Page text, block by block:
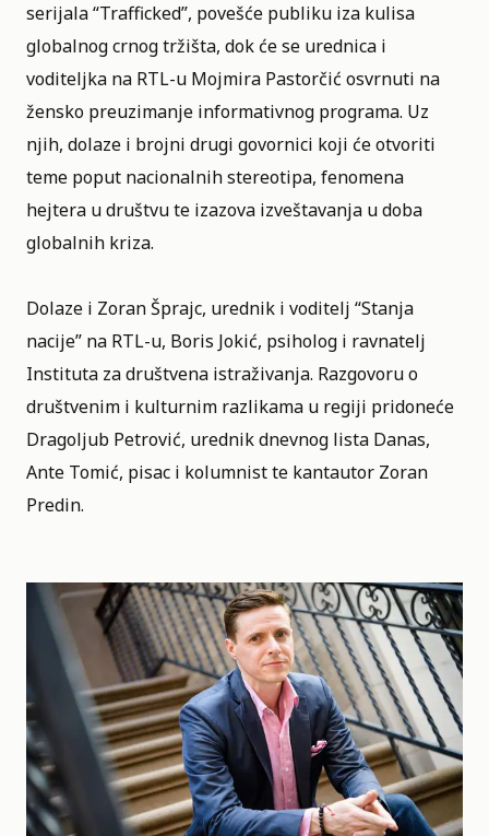
serijala “Trafficked”, povešće publiku iza kulisa
globalnog crnog tržišta, dok će se urednica i
voditeljka na RTL-u Mojmira Pastorčić osvrnuti na
žensko preuzimanje informativnog programa. Uz
njih, dolaze i brojni drugi govornici koji će otvoriti
teme poput nacionalnih stereotipa, fenomena
hejtera u društvu te izazova izveštavanja u doba
globalnih kriza.
Dolaze i Zoran Šprajc, urednik i voditelj “Stanja
nacije” na RTL-u, Boris Jokić, psiholog i ravnatelj
Instituta za društvena istraživanja. Razgovoru o
društvenim i kulturnim razlikama u regiji pridoneće
Dragoljub Petrović, urednik dnevnog lista Danas,
Ante Tomić, pisac i kolumnist te kantautor Zoran
Predin.